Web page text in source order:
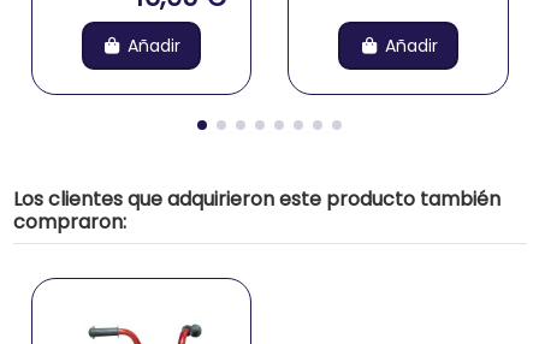
Añadir Añadir
Los clientes que adquirieron este producto también
compraron: